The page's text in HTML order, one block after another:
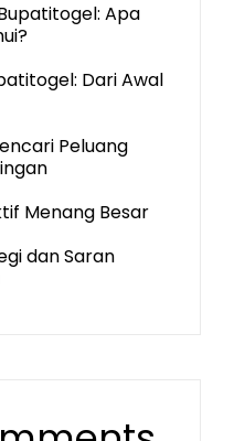
Apa
Dari Awal
Peluang
Menang Besar
dan Saran